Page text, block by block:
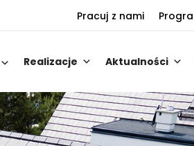
Pracuj z nami
Realizacje Aktualności